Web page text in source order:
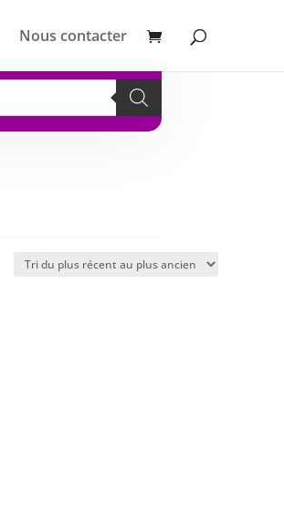
Nous contacter